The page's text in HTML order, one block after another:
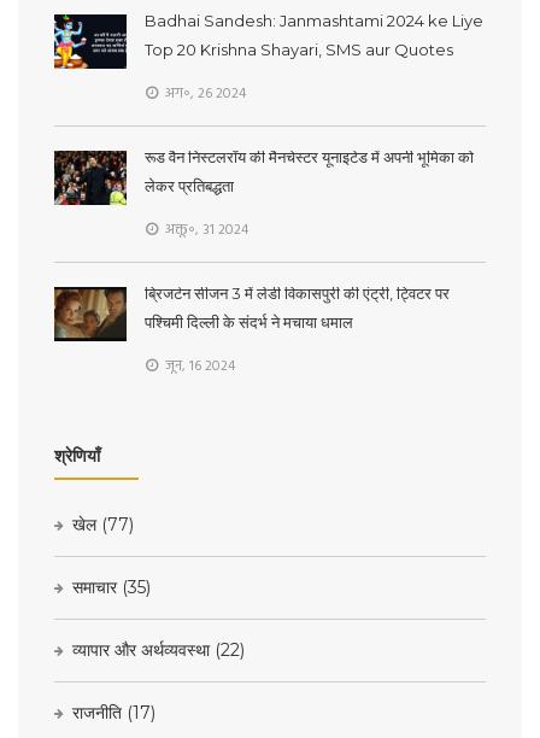
Badhai Sandesh: Janmashtami 2024 ke Liye
Top 20 Krishna Shayari, SMS aur Quotes
अग॰, 26 2024
रूड वैन निस्टलरॉय की मैनचेस्टर यूनाइटेड में अपनी भूमिका को
लेकर प्रतिबद्धता
अक्तू॰, 31 2024
ब्रिजर्टन सीजन 3 में लेडी विकासपुरी की एंट्री, ट्विटर पर
पश्चिमी दिल्ली के संदर्भ ने मचाया धमाल
जून, 16 2024
श्रेणियाँ
खेल (77)
समाचार (35)
व्यापार और अर्थव्यवस्था (22)
राजनीति (17)